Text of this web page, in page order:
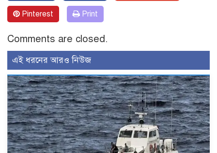
Pinterest Print
Comments are closed.
এই ধরনের আরও নিউজ